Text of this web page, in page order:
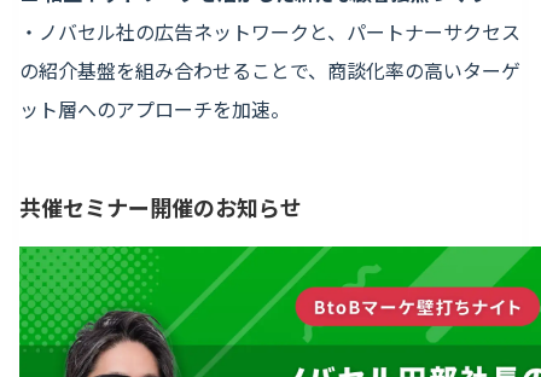
・ノバセル社の広告ネットワークと、パートナーサクセス
の紹介基盤を組み合わせることで、商談化率の高いターゲ
ット層へのアプローチを加速。
共催セミナー開催のお知らせ